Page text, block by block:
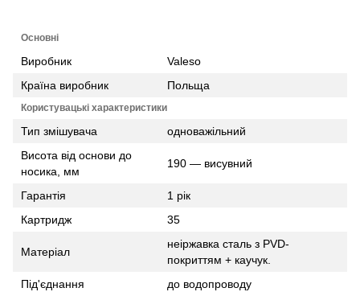
Основні
Виробник
Valeso
Країна виробник
Польща
Користувацькі характеристики
Тип змішувача
одноважільний
Висота від основи до
носика, мм
190 — висувний
Гарантія
1 рік
Картридж
35
Матеріал
неіржавка сталь з PVD-
покриттям + каучук.
Під'єднання
до водопроводу